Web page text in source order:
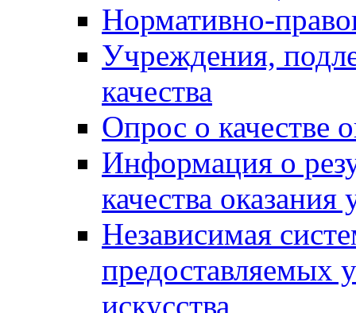
Нормативно-
Учреждения,
качества
Опрос о качестве
Информация о
качества оказания
Независимая
предоставляемых
искусства